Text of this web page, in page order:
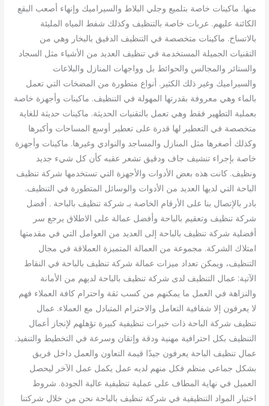
منها. ماكينات خاصة بتلميع وجلي البلاط والسيراميك وإنهاء أصعب البقع
الكائنة عليهم. عربات خاصة بالتنظيف وكذلك شفط المياه المليئة
بالاتساخ. ماكينات متخصصة في التنظيف الدقيق بالبخار وهي من
التقنيات الجميلة المستخدمة في تنظيف العديد من الأشياء مثل السجاد
والستائر والمجالس والحوائط بل وواجهات المنازل والبلاعات
والسيراميك وغير ذلك الكثير. أنواع متطورة من المضخات التي تعمل
بالماء وهي معروفة بقدرتها المهولة في التنظيف. ماكينات وأجهزة خاصة
بعملية التطهير فقط وهي تعمل بالتقنيات الحديثة. ماكينات حديثة للغاية
متخصصة في التعطير لها قدرة على تعطير أوسع المساحات وأكبرها
وكذلك أصغرها مثل المنازل والمساجد والنوادي وغيرها. ماكينات وأجهزة
خاصة بإجراء تنشيف جاف ودقيق تشعر عقبه كأن كل شيء جديد
ونظيف. كانت هذه بعض الأدوات والأجهزة التي تستخدمها شركة تنظيف
الباحة التي لديها العديد من الأدوات والوسائل المتطورة في التنظيف.
بادر بالإتصال بنا على الأرقام الخاصة بـ شركة تنظيف بالباحة . أفضل
شركة تنظيف وتعقيم بالباحة وأفضل عمالة على الاطلاق يرجع سر
أفضلية شركة تنظيف بالباحة إلى العديد من العوامل التي في مقدمتها
امتلاك الشركة. مجموعة من العمالة المتميزة العملاقة في مجال
التنظيف، ويمكن تعداد ميزات عمالة شركة تنظيف بالباحة في النقاط
الآتية: عمال التنظيف لدى شركة تنظيف بالباحة لديهم من الأمانة
والنزاهة في العمل ما يمكنهم من كسب ثقة واحترام كافة العملاء فهم
لا يعرفون إلا شفافية التعامل والاحترام المتبادل مع العملاء. عمال
تنظيف شركة الباحة ذات خبرات تنظيفية كبيرة تؤهلهم لإنجاز أعمال
التنظيف بكل احترافية مهنية ودقة وإتقان وسرعة في التخطيط والتنفيذ.
عمال تنظيف الباحة يعرفون جيدًا قيمة التعاون والعمل داخل فريق
بشكل جماعي منظم فكل منهم لديه عمل يكمل عمل الآخر ليحصل
العميل في نهاية المطاف على عملية تنظيفية عالية الجودة. شروط
اختيار المواد التنظيفية في شركة تنظيف بالباحة نحن من خلال شركتنا